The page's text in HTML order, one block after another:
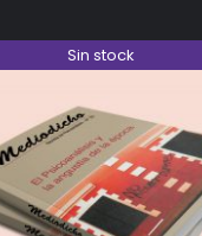
Sin stock
DETALLES